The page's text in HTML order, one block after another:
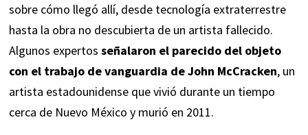
sobre cómo llegó allí, desde tecnología extraterrestre
hasta la obra no descubierta de un artista fallecido.
Algunos expertos señalaron el parecido del objeto
con el trabajo de vanguardia de John McCracken, un
artista estadounidense que vivió durante un tiempo
cerca de Nuevo México y murió en 2011.